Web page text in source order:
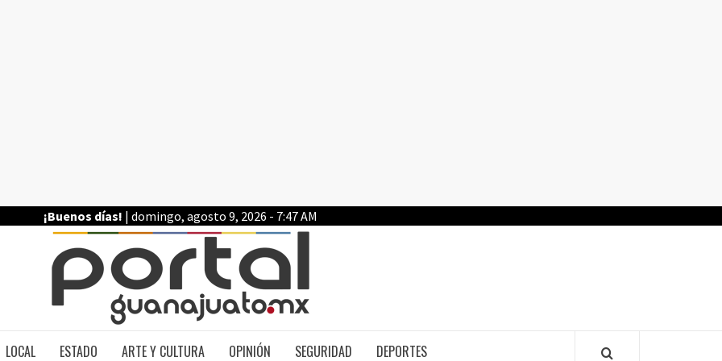
¡Buenos días! | domingo, agosto 9, 2026 - 7:47 AM
LOCAL ESTADO ARTE Y CULTURA OPINIÓN SEGURIDAD DEPORTES